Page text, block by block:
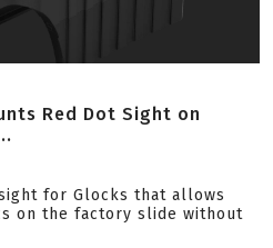
Red Dot Sight on
for Glocks that allows
on the factory slide without